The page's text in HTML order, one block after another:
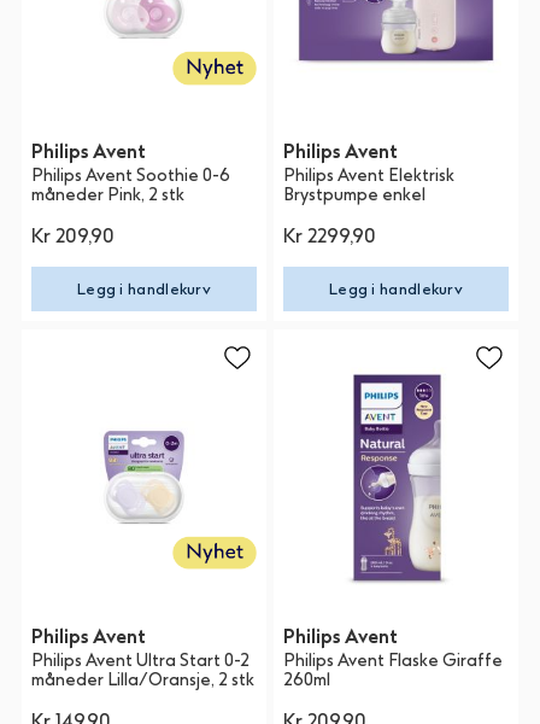
Philips Avent
Philips Avent Soothie 0-6
måneder Pink, 2 stk
Kr 209,90
Legg i handlekurv
Philips Avent
Philips Avent Elektrisk
Brystpumpe enkel
Kr 2299,90
Legg i handlekurv
Philips Avent
Philips Avent Ultra Start 0-2
måneder Lilla/Oransje, 2 stk
Philips Avent
Philips Avent Flaske Giraffe
260ml